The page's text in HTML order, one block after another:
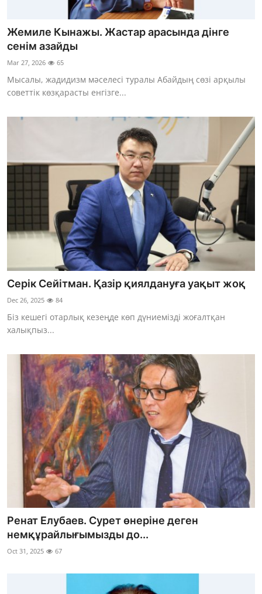
Жемиле Кынажы. Жастар арасында дінге
сенім азайды
Mar 27, 2026 65
Мысалы, жадидизм мәселесі туралы Абайдың сөзі арқылы
советтік көзқарасты енгізге...
Серік Сейітман. Қазір қиялдануға уақыт жоқ
Dec 26, 2025 84
Біз кешегі отарлық кезеңде көп дүниемізді жоғалтқан
халықпыз...
Ренат Елубаев. Сурет өнеріне деген
немқұрайлығымызды до...
Oct 31, 2025 67